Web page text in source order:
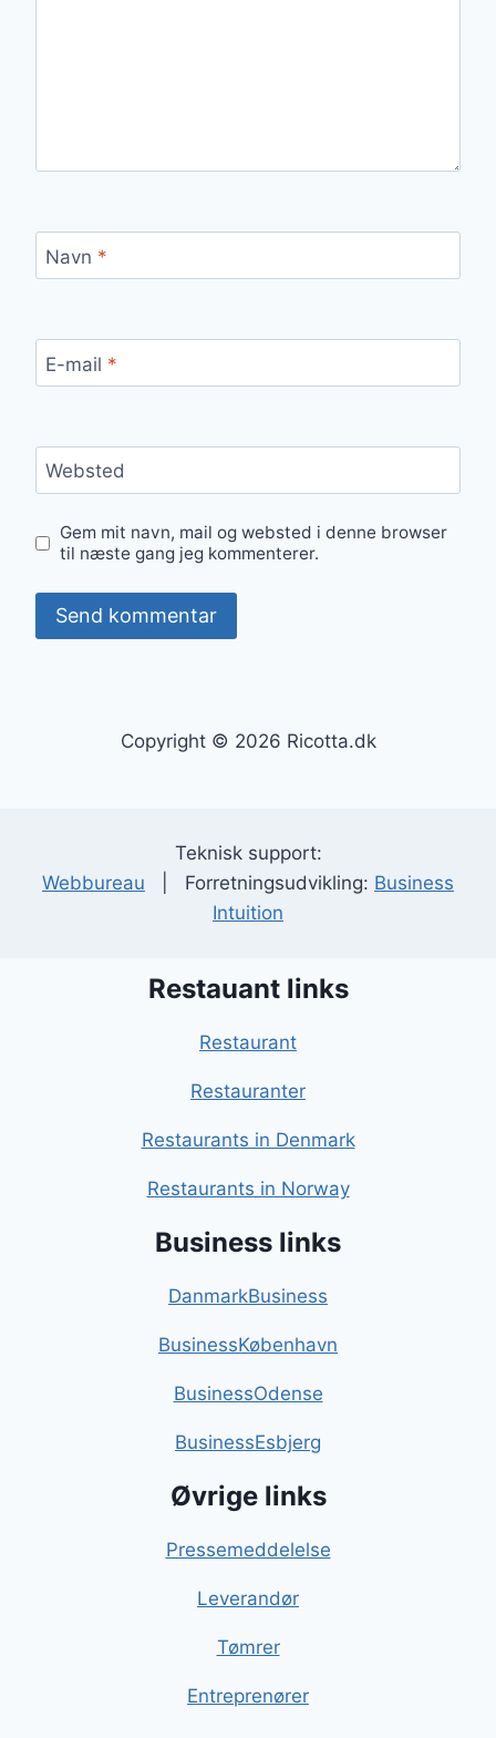
Navn *
E-mail *
Websted
Gem mit navn, mail og websted i denne browser
til næste gang jeg kommenterer.
Copyright © 2026 Ricotta.dk
Teknisk support:
Webbureau | Forretningsudvikling: Business
Intuition
Restauant links
Restaurant
Restauranter
Restaurants in Denmark
Restaurants in Norway
Business links
DanmarkBusiness
BusinessKøbenhavn
BusinessOdense
BusinessEsbjerg
Øvrige links
Pressemeddelelse
Leverandør
Tømrer
Entreprenører